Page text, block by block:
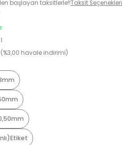
başlayan taksitlerle!!Taksit Seçenekleri
(%3,00 havale indirimi)